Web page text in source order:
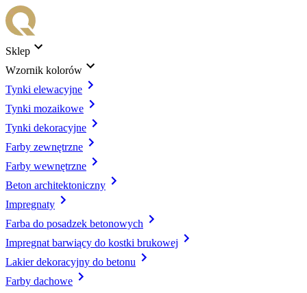
Sklep
Wzornik kolorów
Tynki elewacyjne
Tynki mozaikowe
Tynki dekoracyjne
Farby zewnętrzne
Farby wewnętrzne
Beton architektoniczny
Impregnaty
Farba do posadzek betonowych
Impregnat barwiący do kostki brukowej
Lakier dekoracyjny do betonu
Farby dachowe